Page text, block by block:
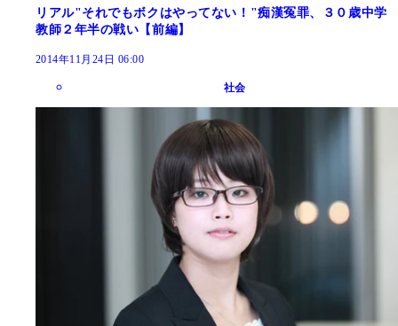
リアル"それでもボクはやってない！"痴漢冤罪、３０歳中学
教師２年半の戦い【前編】
2014年11月24日 06:00
社会